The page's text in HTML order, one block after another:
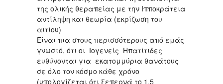
της ολικής θεραπείας με την Ιπποκράτεια
αντίληψη και θεωρία (εκρίζωση του
αιτίου)
Είναι πια στους περισσότερους από εμάς
γνωστό, ότι οι Ιογενείς Hπατίτιδες
ευθύνονται για εκατομμύρια θανάτους
σε όλο τον κόσμο κάθε χρόνο
(υπολογίζεται ότι ξεπερνά το 1,5